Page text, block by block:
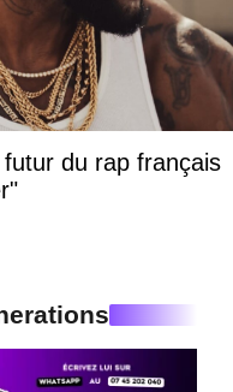
du rap français